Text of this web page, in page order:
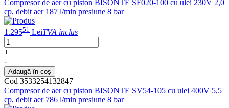
Compresor de aer cu piston BISONTE SF020-100 cu ulei 230V 2,0
cp, debit aer 187 l/min presiune 8 bar
1.29551 LeiTVA inclus
+
-
Adaugă în coș
Cod 3533254132847
Compresor de aer cu piston BISONTE SV54-105 cu ulei 400V 5,5
cp, debit aer 786 l/min presiune 8 bar